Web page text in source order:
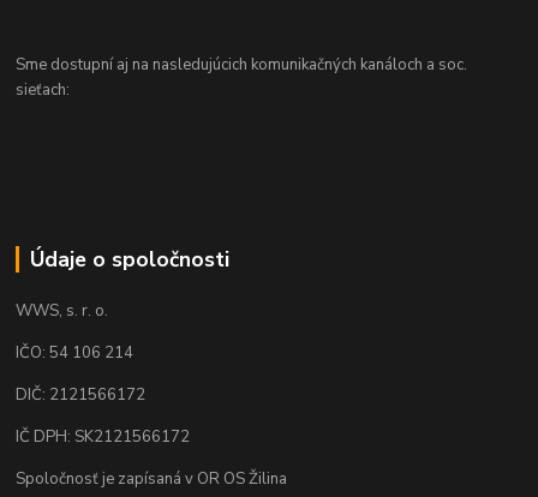
Sme dostupní aj na nasledujúcich komunikačných kanáloch a soc.
sieťach:
Údaje o spoločnosti
WWS, s. r. o.
IČO: 54 106 214
DIČ: 2121566172
IČ DPH: SK2121566172
Spoločnosť je zapísaná v OR OS Žilina